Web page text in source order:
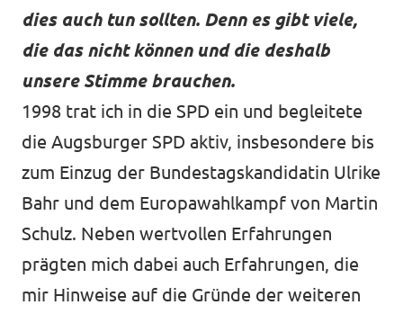
dies auch tun sollten. Denn es gibt viele,
die das nicht können und die deshalb
unsere Stimme brauchen.
1998 trat ich in die SPD ein und begleitete
die Augsburger SPD aktiv, insbesondere bis
zum Einzug der Bundestagskandidatin Ulrike
Bahr und dem Europawahlkampf von Martin
Schulz. Neben wertvollen Erfahrungen
prägten mich dabei auch Erfahrungen, die
mir Hinweise auf die Gründe der weiteren